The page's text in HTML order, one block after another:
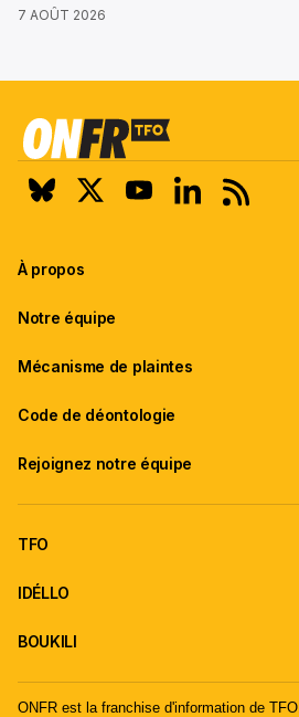
7 AOÛT 2026
À propos
Notre équipe
Mécanisme de plaintes
Code de déontologie
Rejoignez notre équipe
TFO
IDÉLLO
BOUKILI
ONFR est la franchise d'information de TFO.